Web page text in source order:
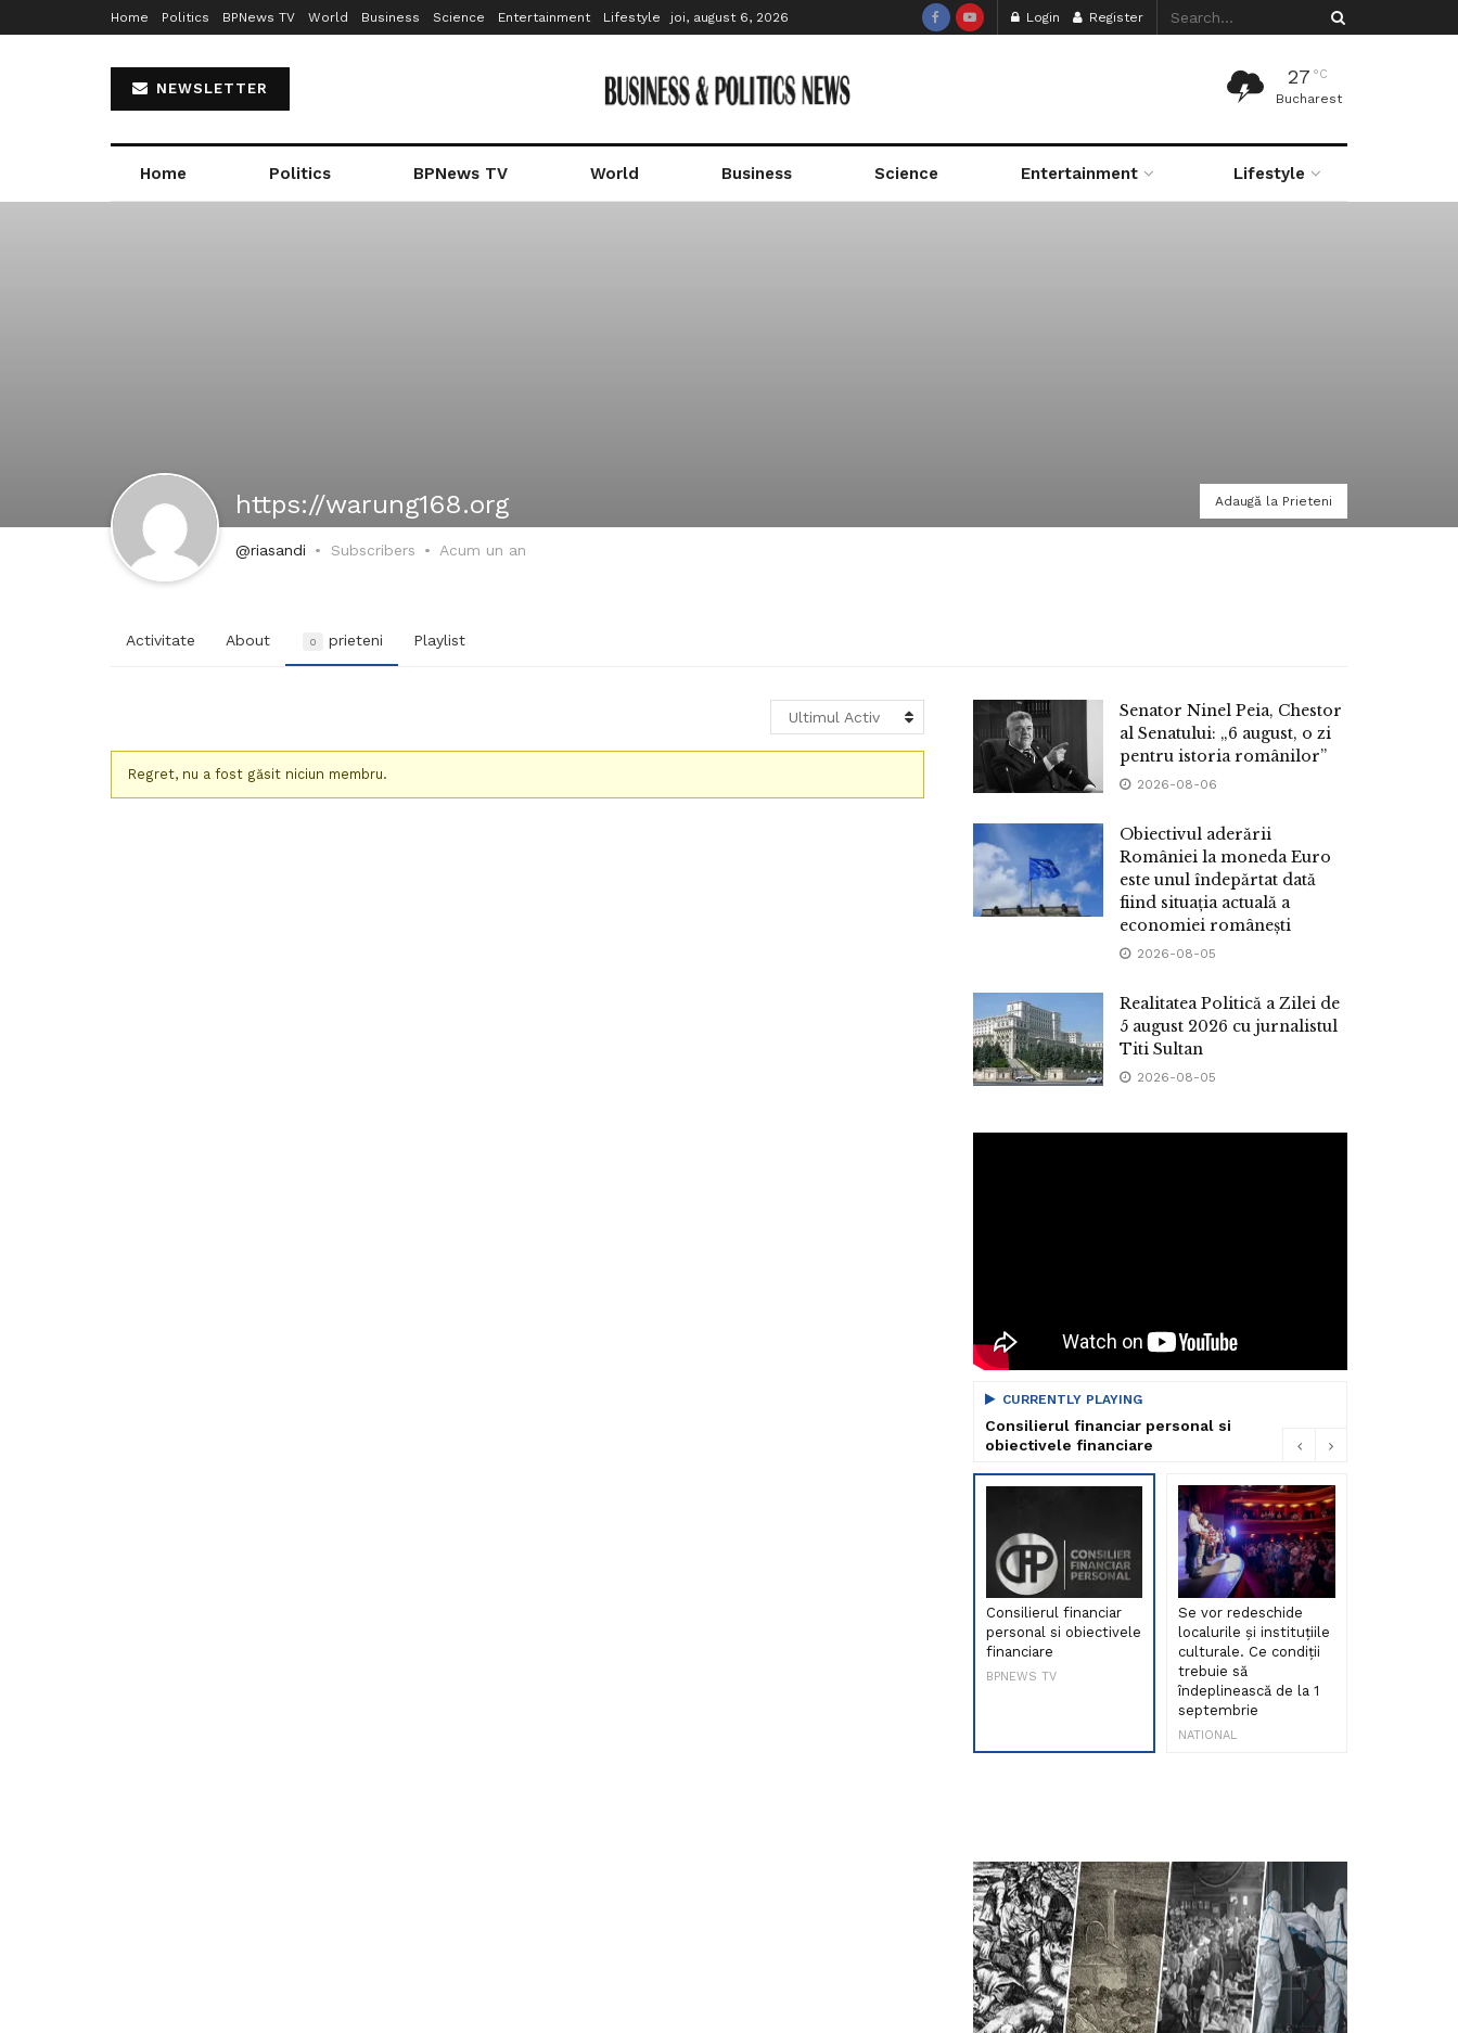
Home Politics BPNews TV World Business Science Entertainment Lifestyle joi, august 6, 2026 Login Register
NEWSLETTER
27 °C
Bucharest
Home Politics BPNews TV World Business Science Entertainment Lifestyle
https://warung168.org Adaugă la Prieteni
@riasandi Subscribers Acum un an
Activitate About 0 prieteni Playlist
Ultimul Activ
Prieteni
Regret, nu a fost găsit niciun membru.
Senator Ninel Peia, Chestor
al Senatului: „6 august, o zi
pentru istoria românilor”
2026-08-06
Obiectivul aderării
României la moneda Euro
este unul îndepărtat dată
fiind situația actuală a
economiei românești
2026-08-05
Realitatea Politică a Zilei de
5 august 2026 cu jurnalistul
Titi Sultan
2026-08-05
CURRENTLY PLAYING
Consilierul financiar personal si
obiectivele financiare
Consilierul financiar
personal si obiectivele
financiare
BPNEWS TV
Se vor redeschide
localurile și instituțiile
culturale. Ce condiții
trebuie să
îndeplinească de la 1
septembrie
NATIONAL